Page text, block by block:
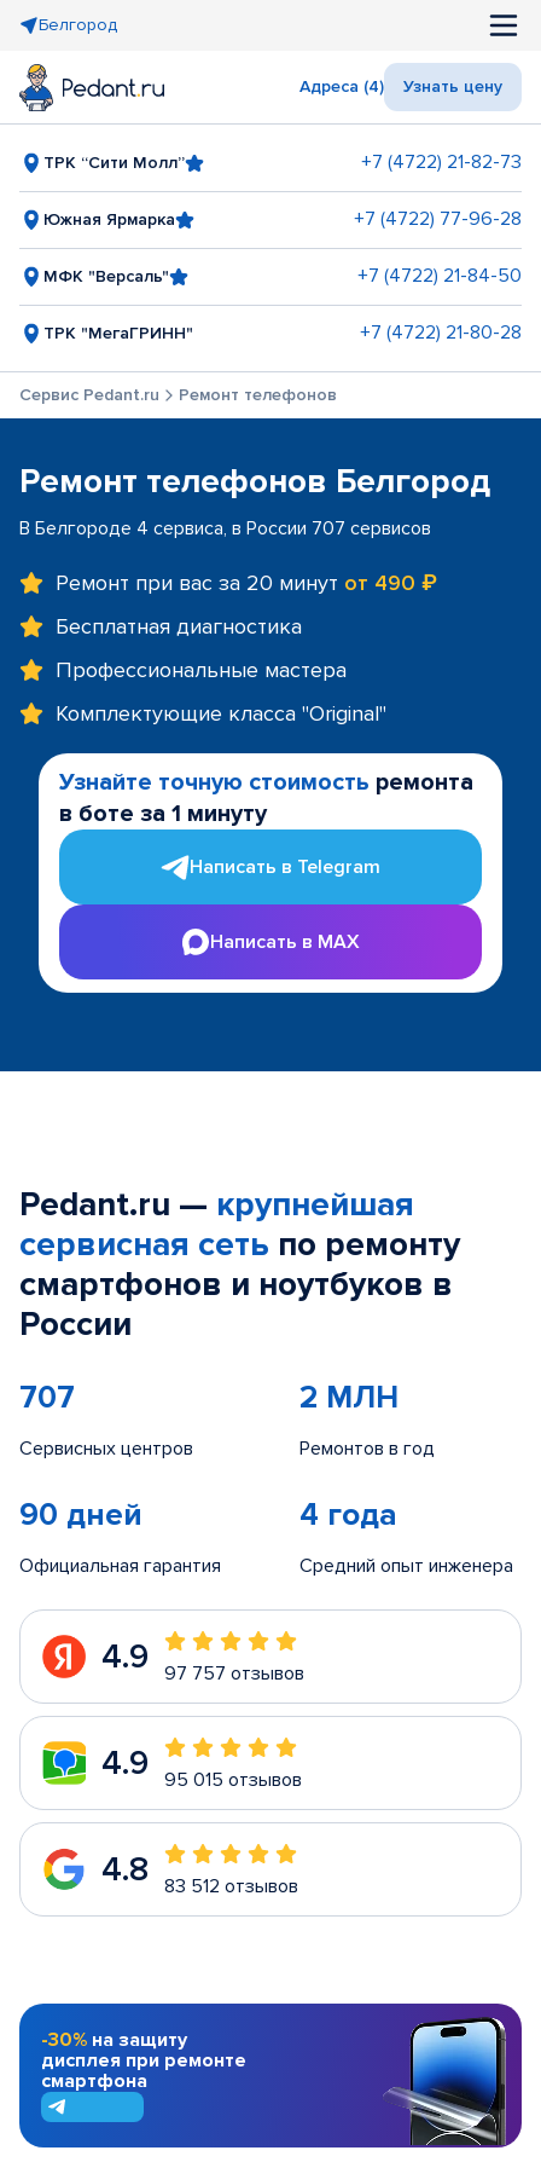
Белгород
Адреса (4) Узнать цену
ТРК “Сити Молл” +7 (4722) 21-82-73
Южная Ярмарка +7 (4722) 77-96-28
МФК "Версаль" +7 (4722) 21-84-50
ТРК "МегаГРИНН" +7 (4722) 21-80-28
Сервис Pedant.ru Ремонт телефонов
Ремонт телефонов Белгород
В Белгороде 4 сервиса, в России 707 сервисов
Ремонт при вас за 20 минут от 490 ₽
Бесплатная диагностика
Профессиональные мастера
Комплектующие класса "Original"
Узнайте точную стоимость ремонта
в боте за 1 минуту
Написать в Telegram
Написать в MAX
Pedant.ru — крупнейшая
сервисная сеть по ремонту
смартфонов и ноутбуков в
России
707
Сервисных центров
2 МЛН
Ремонтов в год
90 дней
Официальная гарантия
4 года
Средний опыт инженера
4.9 97 757 отзывов
4.9 95 015 отзывов
4.8 83 512 отзывов
-30% на защиту
дисплея при ремонте
смартфона